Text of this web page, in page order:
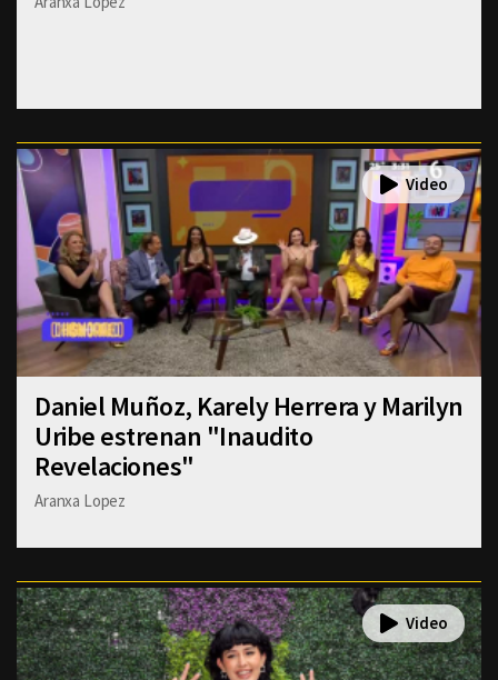
Daniel Muñoz, Karely Herrera y Marilyn
Uribe estrenan "Inaudito
Revelaciones"
Aranxa Lopez